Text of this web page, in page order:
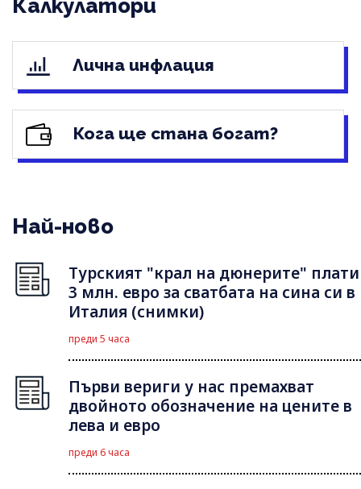
Калкулатори
Лична инфлация
Кога ще стана богат?
Най-ново
Турският "крал на дюнерите" плати
3 млн. евро за сватбата на сина си в
Италия (снимки)
преди 5 часа
Първи вериги у нас премахват
двойното обозначение на цените в
лева и евро
преди 6 часа